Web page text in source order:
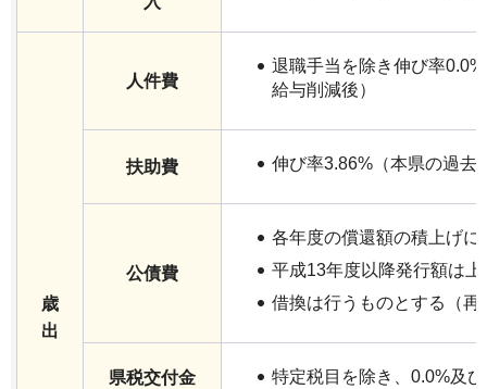
歳
出
人件費
退職手当を除き伸び率
給与削減後）
扶助費 伸び率3.86%（本県の過去
公債費
各年度の償還額の積上げに
平成13年度以降発行額は
借換は行うものとする（再
県税交付金
特定税目を除き、0.0%及